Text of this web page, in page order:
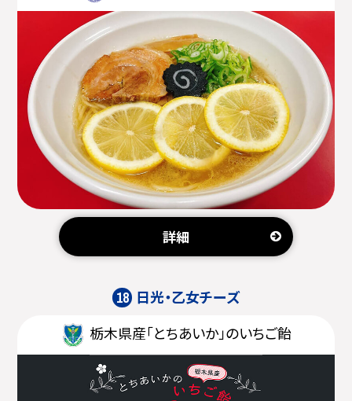
詳細
18 日光・乙女チーズ
栃木県産「とちあいか」のいちご飴